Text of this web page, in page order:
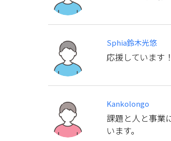
Sphia鈴木光悠
応援しています！
Kankolongo
課題と人と事業
います。